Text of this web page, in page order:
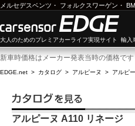
メルセデスベンツ ・ フォルクスワーゲン ・
大人のためのプレミアカーライフ実現サイト 輸入
新車時価格はメーカー発表当時の価格です
EDGE.net > カタログ > アルピーヌ > アルピ
アルピーヌ A110 リネージ